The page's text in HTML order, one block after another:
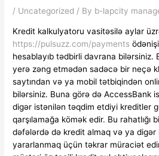
/ Uncategorized / By b-lapcity
Kredit kalkulyatoru vasitəsilə aylar
https://pulsuzz.com/payments
hesablayıb tədbirli davrana bilərsiniz.
yerə zəng etmədən sadəcə bir neçə
saytından və ya mobil tətbiqindən
bilərsiniz. Buna görə də AccessBank
digər istənilən təqdim etdiyi kreditler
qarşılamağa kömək edir. Bu
dəfələrdə də kredit almaq və ya digər
yararlanmaq üçün təkrar müraciət